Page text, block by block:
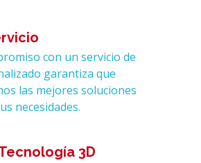
con un servicio de
garantiza que
las mejores soluciones
necesidades.
3D